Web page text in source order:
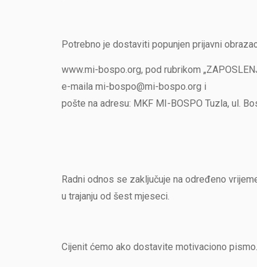
Potrebno je dostaviti popunjen prijavni
www.mi-bospo.org, pod rubrikom
e-maila mi-bospo@mi-bospo.org i
pošte na adresu: MKF MI-BOSPO Tuzla, ul.
Radni odnos se zaključuje na određeno
u trajanju od šest mjeseci.
Cijenit ćemo ako dostavite motivaciono pismo.